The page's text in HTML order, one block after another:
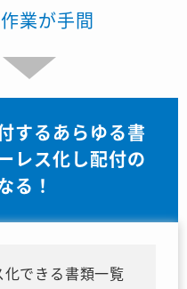
業が手間
するあらゆる書
レス化し配付の
る！
化できる書類一覧